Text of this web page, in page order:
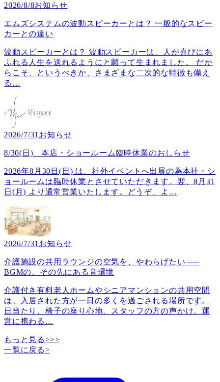
2026/8/8お知らせ
エムズシステムの波動スピーカーとは？ 一般的なスピー
カーとの違い
波動スピーカーとは？ 波動スピーカーは、人が喜びにあ
ふれる人生を送れるようにと願って生まれました。 だか
らこそ、というべきか、さまざまな二次的な特徴も備え
る …
2026/7/31 お知らせ
8/30(日) 本店・ショールーム臨時休業のおしらせ
2026年8月30日(日) は、社外イベントへ出展の為本社・シ
ョールームは臨時休業とさせていただきます。翌、8月31
日(月) より通常営業いたします。どうぞ、よ …
2026/7/31 お知らせ
介護施設の共用ラウンジの空気を、やわらげたい ──
BGMの、その先にある音環境
介護付き有料老人ホームやシニアマンションの共用空間
は、入居された方が一日の多くを過ごされる場所です。
日当たり、椅子の座り心地、スタッフの方の声かけ。運
営に携わる …
もっと見る>>>
一覧に戻る>